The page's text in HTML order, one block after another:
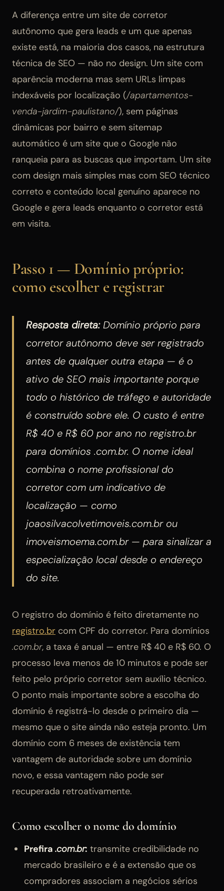
A diferença entre um site de corretor
autônomo que gera leads e um que apenas
existe está, na maioria dos casos, na estrutura
técnica de SEO — não no design. Um site com
aparência moderna mas sem URLs limpas
indexáveis por localização (/apartamentos-
venda-jardim-paulistano/), sem páginas
dinâmicas por bairro e sem sitemap
automático é um site que o Google não
ranqueia para as buscas que importam. Um site
com design mais simples mas com SEO técnico
correto e conteúdo local genuíno aparece no
Google e gera leads enquanto o corretor está
em visita.
Passo 1 — Domínio próprio:
como escolher e registrar
Resposta direta:Domínio próprio para
corretor autônomo deve ser registrado
antes de qualquer outra etapa — é o
ativo de SEO mais importante porque
todo o histórico de tráfego e autoridade
é construído sobre ele. O custo é entre
R$ 40 e R$ 60 por ano no registro.br
para domínios .com.br. O nome ideal
combina o nome profissional do
corretor com um indicativo de
localização — como
joaosilvacolvetimoveis.com.brou
imoveismoema.com.br— para sinalizar a
especialização local desde o endereço
do site.
O registro do domínio é feito diretamente no
registro.br com CPF do corretor. Para domínios
.com.br, a taxa é anual — entre R$ 40 e R$ 60. O
processo leva menos de 10 minutos e pode ser
feito pelo próprio corretor sem auxílio técnico.
O ponto mais importante sobre a escolha do
domínio é registrá-lo desde o primeiro dia —
mesmo que o site ainda não esteja pronto. Um
domínio com 6 meses de existência tem
vantagem de autoridade sobre um domínio
novo, e essa vantagem não pode ser
recuperada retroativamente.
Como escolher o nome do domínio
Prefira .com.br: transmite credibilidade no
mercado brasileiro e é a extensão que os
compradores associam a negócios sérios